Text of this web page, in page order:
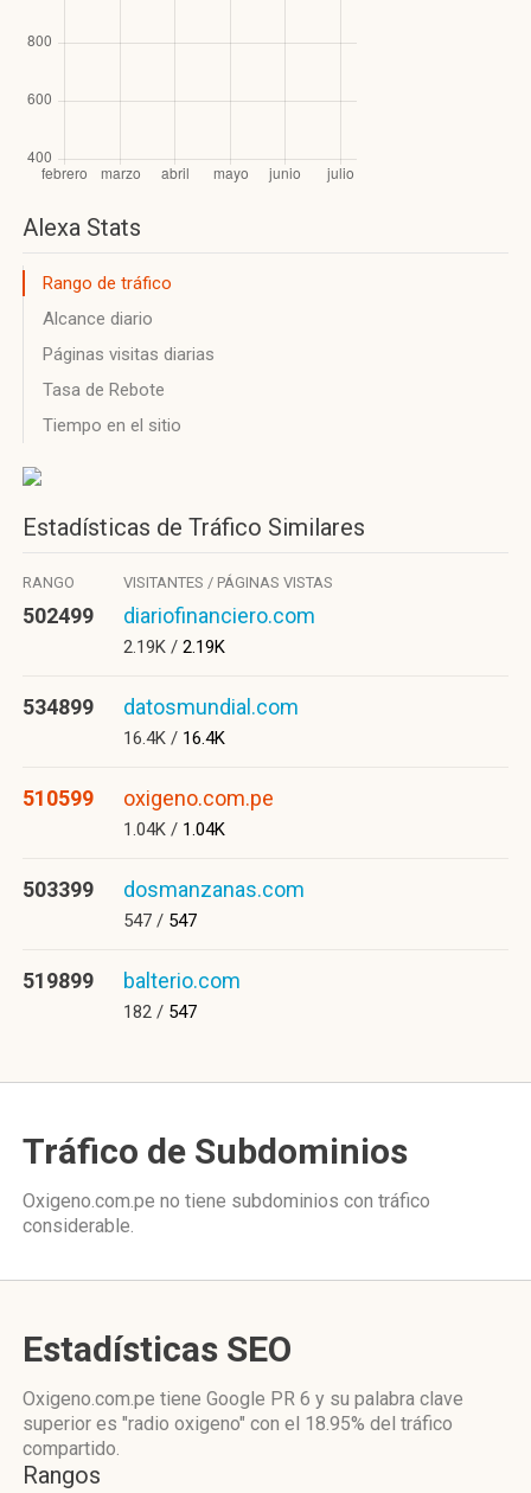
Alexa Stats
Rango de tráfico
Alcance diario
Páginas visitas diarias
Tasa de Rebote
Tiempo en el sitio
Estadísticas de Tráfico Similares
RANGO VISITANTES / PÁGINAS VISTAS
502499 diariofinanciero.com
2.19K / 2.19K
534899 datosmundial.com
16.4K / 16.4K
510599 oxigeno.com.pe
1.04K / 1.04K
503399 dosmanzanas.com
547 / 547
519899 balterio.com
182 / 547
Tráfico de Subdominios
Oxigeno.com.pe no tiene subdominios con tráfico
considerable.
Estadísticas SEO
Oxigeno.com.pe tiene Google PR 6 y su palabra clave
superior es "radio oxigeno" con el 18.95% del tráfico
compartido.
Rangos